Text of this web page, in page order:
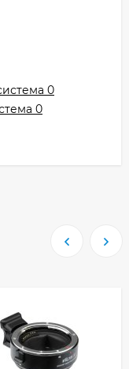
0
0